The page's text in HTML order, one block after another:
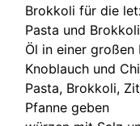
Brokkoli für die
Pasta und
Öl in einer großen
Knoblauch und
Pasta, Brokkoli,
Pfanne geben